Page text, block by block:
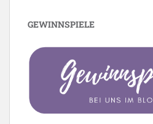
GEWINNSPIELE